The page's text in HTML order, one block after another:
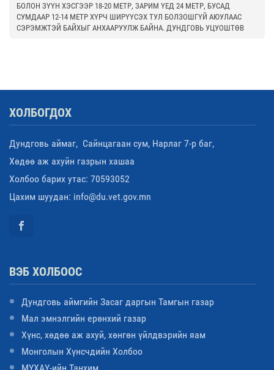
БОЛОН ЗҮҮН ХЭСГЭЭР 18-20 МЕТР, ЗАРИМ ҮЕД 24 МЕТР, БУСАД
СУМДААР 12-14 МЕТР ХҮРЧ ШИРҮҮСЭХ ТУЛ БОЛЗОШГҮЙ АЮУЛААС
СЭРЭМЖТЭЙ БАЙХЫГ АНХААРУУЛЖ БАЙНА. ДУНДГОВЬ УЦУОШТӨВ
ХОЛБОГДОХ
Дундговь аймаг, Сайнцагаан сум, Нарлаг 7-р баг,
Хөдөө аж ахуйн газрын хашаа
Холбоо барих утас: 70593052
Цахим шуудан: info@du.vet.gov.mn
ВЭБ ХОЛБООС
Дундговь аймгийн Засаг даргын Тамгын газар
Мал эмнэлгийн ерөнхий газар
Хүнс, хөдөө аж ахуй, хөнгөн үйлдвэрийн яам
Монголын Хүнсчдийн Холбоо
МҮХАҮ-ийн Танхим